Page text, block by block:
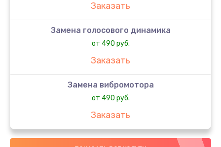
Заказать
Замена голосового динамика
от 490 руб.
Заказать
Замена вибромотора
от 490 руб.
Заказать
Замена антенны